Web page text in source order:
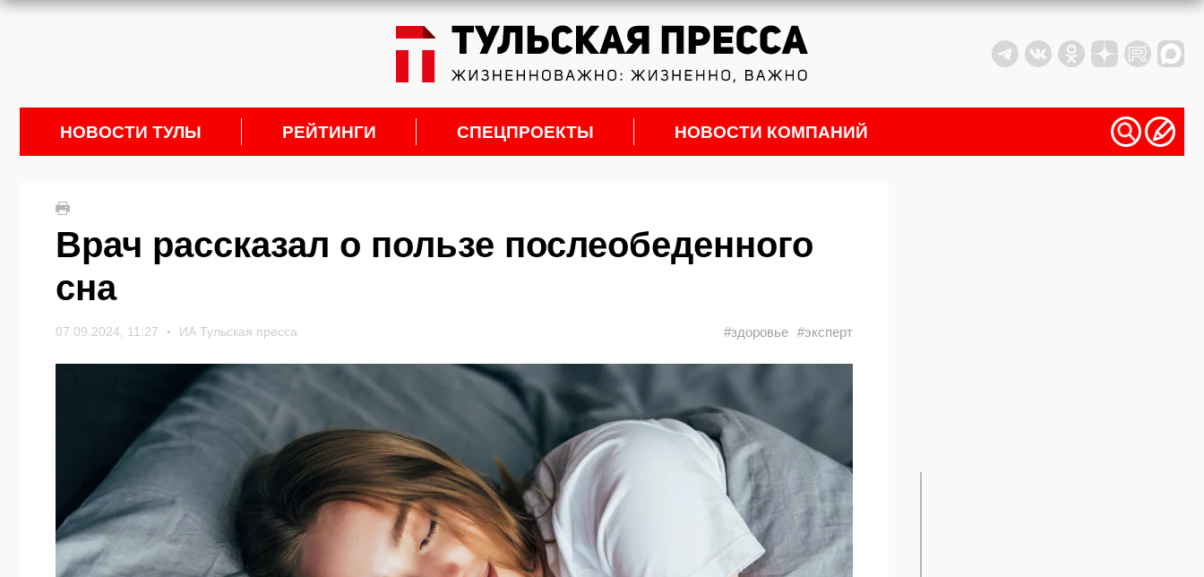
НОВОСТИ ТУЛЫ РЕЙТИНГИ СПЕЦПРОЕКТЫ НОВОСТИ КОМПАНИЙ
Врач рассказал о пользе послеобеденного
сна
07.09.2024, 11:27 ИА Тульская пресса #здоровье #эксперт